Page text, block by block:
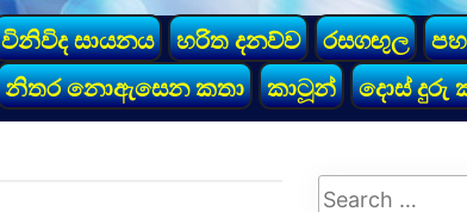
විනිවිද සායනය හරිත දනව්ව රසගඟුල
නිතර නොඇසෙන කතා කාටූන් දොස් දුරු